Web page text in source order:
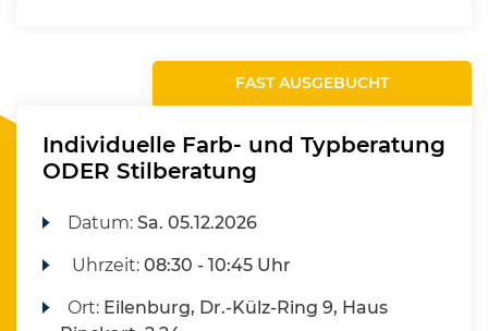
FAST AUSGEBUCHT
Individuelle Farb- und Typberatung
ODER Stilberatung
Datum:Sa. 05.12.2026
Uhrzeit:08:30 - 10:45 Uhr
Ort: Eilenburg, Dr.-Külz-Ring 9, Haus